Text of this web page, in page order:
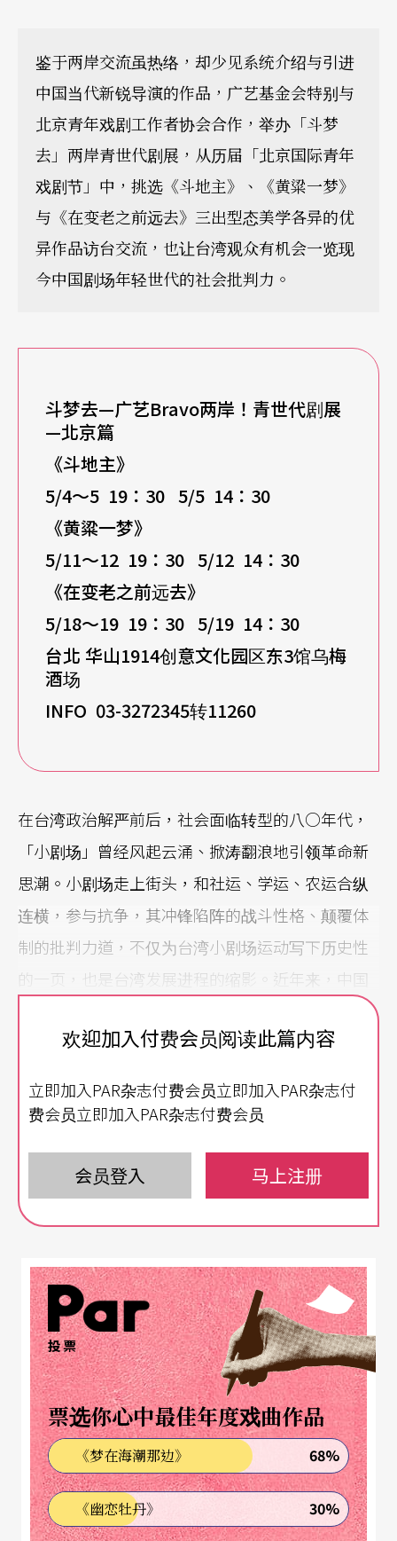
鉴于两岸交流虽热络，却少见系统介绍与引进
中国当代新锐导演的作品，广艺基金会特别与
北京青年戏剧工作者协会合作，举办「斗梦
去」两岸青世代剧展，从历届「北京国际青年
戏剧节」中，挑选《斗地主》、《黄粱一梦》
与《在变老之前远去》三出型态美学各异的优
异作品访台交流，也让台湾观众有机会一览现
今中国剧场年轻世代的社会批判力。
斗梦去—广艺Bravo两岸！青世代剧展
—北京篇
《斗地主》
5/4～5 19：30 5/5 14：30
《黄粱一梦》
5/11～12 19：30 5/12 14：30
《在变老之前远去》
5/18～19 19：30 5/19 14：30
台北 华山1914创意文化园区东3馆乌梅
酒场
INFO 03-3272345转11260
在台湾政治解严前后，社会面临转型的八○年代，
「小剧场」曾经风起云涌、掀涛翻浪地引领革命新
思潮。小剧场走上街头，和社运、学运、农运合纵
连横，参与抗争，其冲锋陷阵的战斗性格、颠覆体
制的批判力道，不仅为台湾小剧场运动写下历史性
的一页，也是台湾发展进程的缩影。近年来，中国
重要城市的飞速繁盛，资产阶级的蓬勃兴起，对岸
的年轻创作者又如何透过小剧场反映社会现实？由
戏剧节」，是培育年轻导演创作的最重要平台。长
状、理解文化差异、观察世代氛围最直接的方式。
三档优异作品访台进行「宁静的深度交谈」
广艺基金会执行长杨忠衡表示，两岸交流日趋紧
密，唯独中国当代新锐导演的作品，少见系统介绍
与引进。致力推动两岸新世代交流的广艺基金会，
特别与北京青年戏剧工作者协会合作，举办「斗梦
去」两岸青世代剧展，从历届「北京青戏节」中，
挑选三出型态美学各异的优异作品，让青年艺术家
透过剧场，进行「宁静的深度交谈」。杨忠衡说：
「我们所处并不是一个沉淀的时代，戏外世界往往
比戏里还纷乱，几亿华人正集体创作结局不可测的
欢迎加入付费会员阅读此篇内容
立即加入PAR杂志付费会员立即加入PAR杂志付
费会员立即加入PAR杂志付费会员
会员登入 马上注册
投票
票选你心中最佳年度戏曲作品
《梦在海潮那边》 68%
《幽恋牡丹》 30%